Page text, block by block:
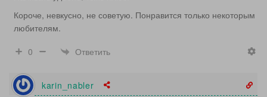
Короче, невкусно, не советую. Понравится только некоторым
любителям.
0
Ответить
karin_nabler